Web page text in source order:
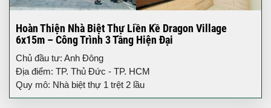
Hoàn Thiện Nhà Biệt Thự Liền Kề Dragon Village
6x15m – Công Trình 3 Tầng Hiện Đại
Chủ đầu tư: Anh Đông
Địa điểm: TP. Thủ Đức - TP. HCM
Quy mô: Nhà biệt thự 1 trệt 2 lầu